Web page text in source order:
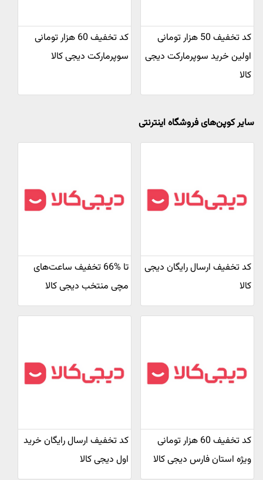
کد تخفیف 50 هزار تومانی
اولین خرید سوپرمارکت دیجی
کالا
کد تخفیف 60 هزار تومانی
سوپرمارکت دیجی کالا
سایر کوپن‌های فروشگاه اینترنتی
کد تخفیف ارسال رایگان دیجی
کالا
تا %66 تخفیف ساعت‌های
مچی منتخب دیجی کالا
کد تخفیف 60 هزار تومانی
ویژه استان فارس دیجی کالا
کد تخفیف ارسال رایگان خرید
اول دیجی کالا